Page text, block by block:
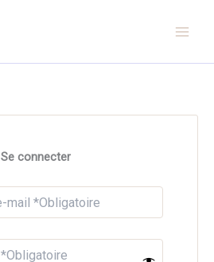
Se connecter